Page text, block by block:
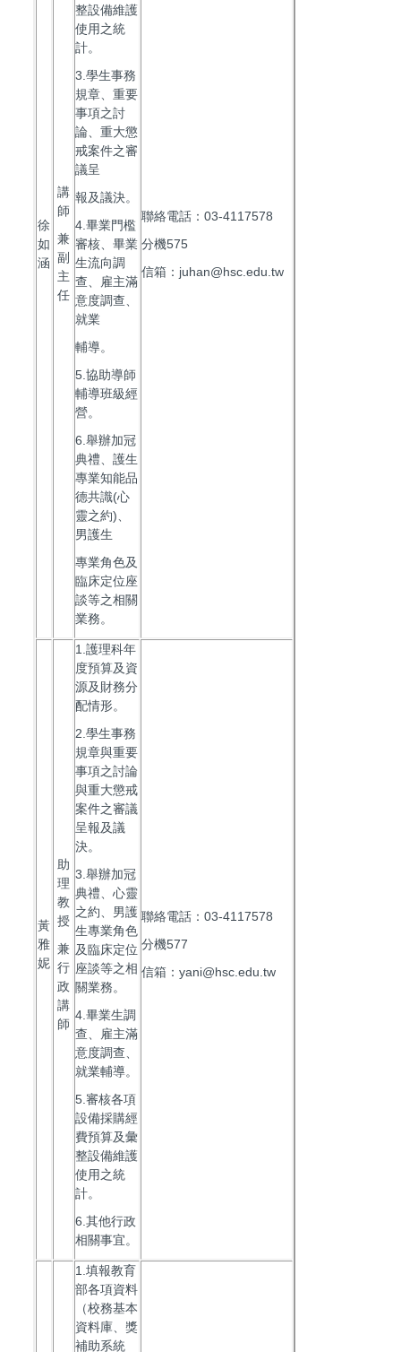
徐
如
涵
講
師
兼
副
主
任
整設備維護
使用之統
計。
3.學生事務
規章、重要
事項之討
論、重大懲
戒案件之審
議呈
報及議決。
4.畢業門檻
審核、畢業
生流向調
查、雇主滿
意度調查、
就業
輔導。
5.協助導師
輔導班級經
營。
6.舉辦加冠
典禮、護生
專業知能品
德共識(心
靈之約)、
男護生
專業角色及
臨床定位座
談等之相關
業務。
聯絡電話：03-4117578
分機575
信箱：juhan@hsc.edu.tw
黃
雅
妮
助
理
教
授
兼
行
政
講
師
1.護理科年
度預算及資
源及財務分
配情形。
2.學生事務
規章與重要
事項之討論
與重大懲戒
案件之審議
呈報及議
決。
3.舉辦加冠
典禮、心靈
之約、男護
生專業角色
及臨床定位
座談等之相
關業務。
4.畢業生調
查、雇主滿
意度調查、
就業輔導。
5.審核各項
設備採購經
費預算及彙
整設備維護
使用之統
計。
6.其他行政
相關事宜。
聯絡電話：03-4117578
分機577
信箱：yani@hsc.edu.tw
1.填報教育
部各項資料
（校務基本
資料庫、獎
補助系統